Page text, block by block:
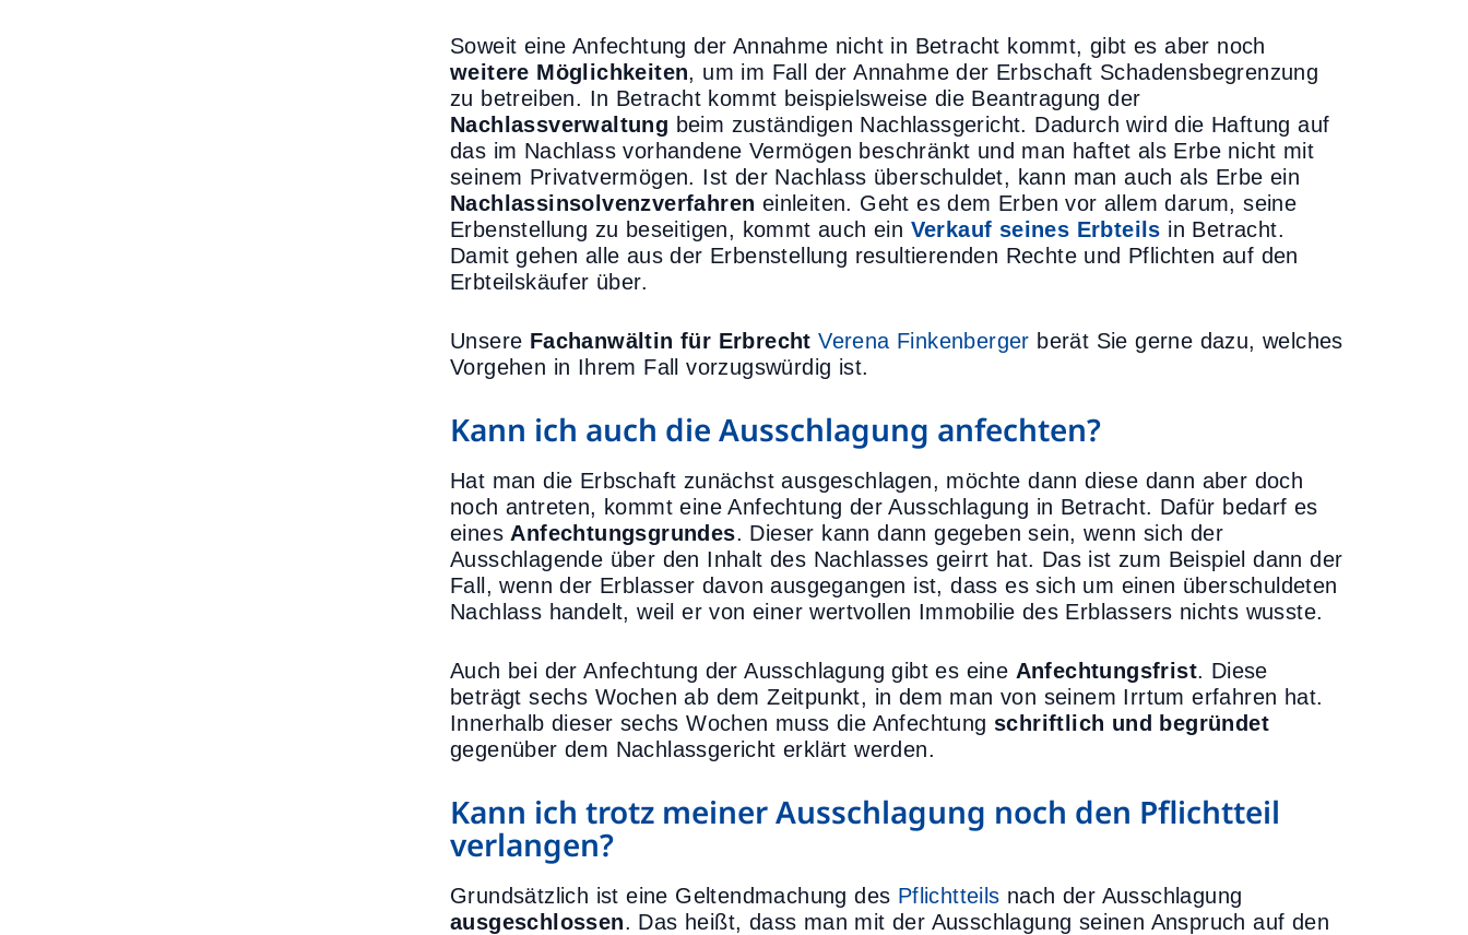
Soweit eine Anfechtung der Annahme nicht in Betracht kommt, gibt es aber noch
weitere Möglichkeiten, um im Fall der Annahme der Erbschaft Schadensbegrenzung
zu betreiben. In Betracht kommt beispielsweise die Beantragung der
Nachlassverwaltung beim zuständigen Nachlassgericht. Dadurch wird die Haftung auf
das im Nachlass vorhandene Vermögen beschränkt und man haftet als Erbe nicht mit
seinem Privatvermögen. Ist der Nachlass überschuldet, kann man auch als Erbe ein
Nachlassinsolvenzverfahren einleiten. Geht es dem Erben vor allem darum, seine
Erbenstellung zu beseitigen, kommt auch ein Verkauf seines Erbteils in Betracht.
Damit gehen alle aus der Erbenstellung resultierenden Rechte und Pflichten auf den
Erbteilskäufer über.
Unsere Fachanwältin für Erbrecht Verena Finkenberger berät Sie gerne dazu, welches
Vorgehen in Ihrem Fall vorzugswürdig ist.
Kann ich auch die Ausschlagung anfechten?
Hat man die Erbschaft zunächst ausgeschlagen, möchte dann diese dann aber doch
noch antreten, kommt eine Anfechtung der Ausschlagung in Betracht. Dafür bedarf es
eines Anfechtungsgrundes. Dieser kann dann gegeben sein, wenn sich der
Ausschlagende über den Inhalt des Nachlasses geirrt hat. Das ist zum Beispiel dann der
Fall, wenn der Erblasser davon ausgegangen ist, dass es sich um einen überschuldeten
Nachlass handelt, weil er von einer wertvollen Immobilie des Erblassers nichts wusste.
Auch bei der Anfechtung der Ausschlagung gibt es eine Anfechtungsfrist. Diese
beträgt sechs Wochen ab dem Zeitpunkt, in dem man von seinem Irrtum erfahren hat.
Innerhalb dieser sechs Wochen muss die Anfechtung schriftlich und begründet
gegenüber dem Nachlassgericht erklärt werden.
Kann ich trotz meiner Ausschlagung noch den Pflichtteil
verlangen?
Grundsätzlich ist eine Geltendmachung des Pflichtteils nach der Ausschlagung
ausgeschlossen. Das heißt, dass man mit der Ausschlagung seinen Anspruch auf den